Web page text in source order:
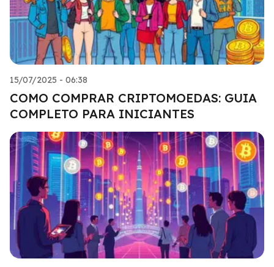
15/07/2025 - 06:38
COMO COMPRAR CRIPTOMOEDAS: GUIA
COMPLETO PARA INICIANTES